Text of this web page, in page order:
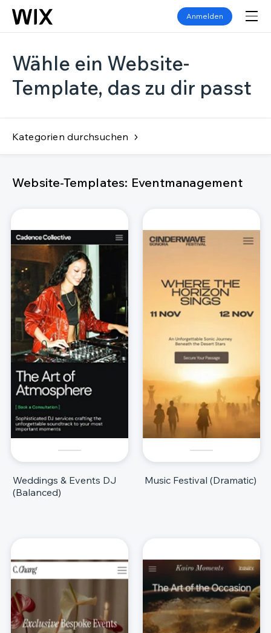
Anmelden
Wähle ein Website-
Template, das zu dir passt
Kategorien durchsuchen
Website-Templates: Eventmanagement
Weddings & Events DJ
(Balanced)
Music Festival (Dramatic)